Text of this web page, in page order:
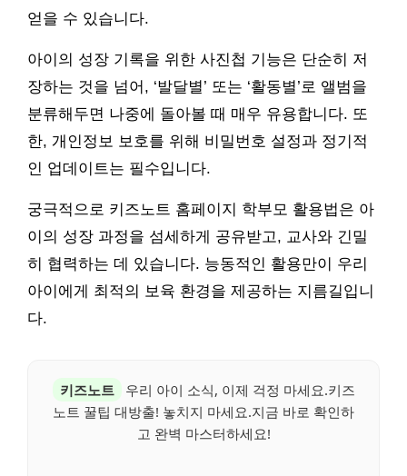
얻을 수 있습니다.
아이의 성장 기록을 위한 사진첩 기능은 단순히 저
장하는 것을 넘어, ‘발달별’ 또는 ‘활동별’로 앨범을
분류해두면 나중에 돌아볼 때 매우 유용합니다. 또
한, 개인정보 보호를 위해 비밀번호 설정과 정기적
인 업데이트는 필수입니다.
궁극적으로 키즈노트 홈페이지 학부모 활용법은 아
이의 성장 과정을 섬세하게 공유받고, 교사와 긴밀
히 협력하는 데 있습니다. 능동적인 활용만이 우리
아이에게 최적의 보육 환경을 제공하는 지름길입니
다.
키즈노트
우리 아이 소식, 이제 걱정 마세요.키즈
노트 꿀팁 대방출! 놓치지 마세요.지금 바로 확인하
고 완벽 마스터하세요!